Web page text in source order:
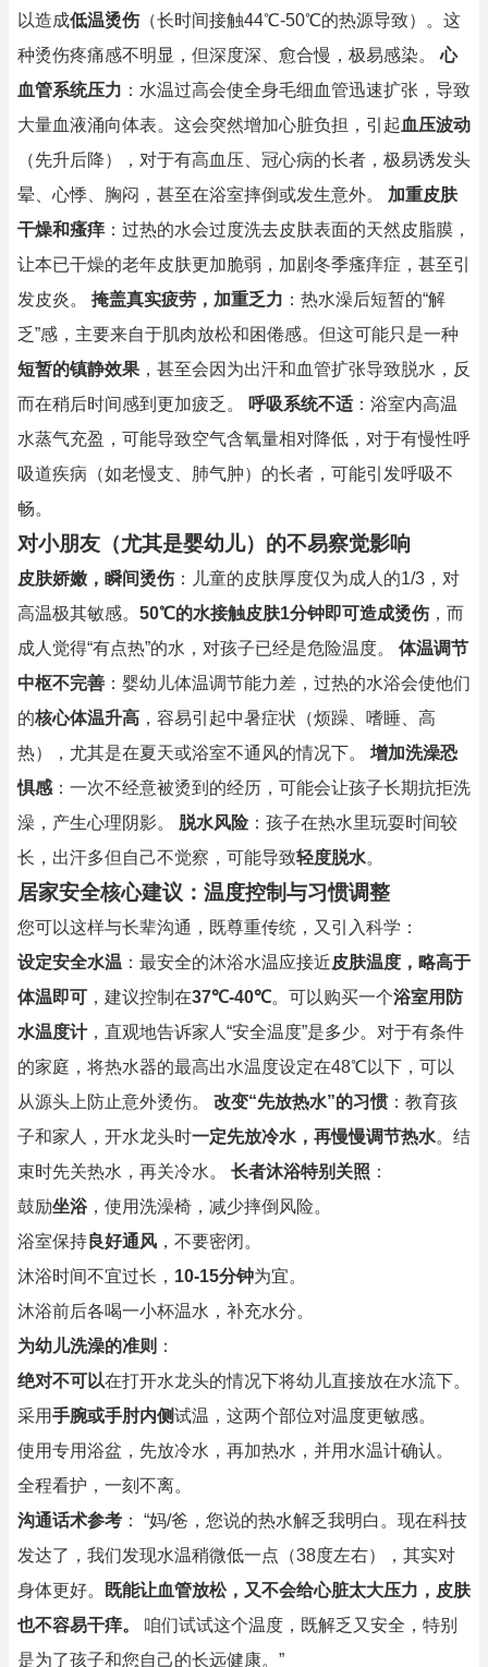
以造成低温烫伤 （长时间接触44℃-50℃的热源导致）。这
种烫伤疼痛感不明显，但深度深、愈合慢，极易感染。心
血管系统压力 ：水温过高会使全身毛细血管迅速扩张，导致
大量血液涌向体表。这会突然增加心脏负担，引起血压波动
（先升后降），对于有高血压、冠心病的长者，极易诱发头
晕、心悸、胸闷，甚至在浴室摔倒或发生意外。 加重皮肤
干燥和瘙痒：过热的水会过度洗去皮肤表面的天然皮脂膜，
让本已干燥的老年皮肤更加脆弱，加剧冬季瘙痒症，甚至引
发皮炎。 掩盖真实疲劳，加重乏力 ：热水澡后短暂的“解
乏”感，主要来自于肌肉放松和困倦感。但这可能只是一种
短暂的镇静效果 ，甚至会因为出汗和血管扩张导致脱水，反
而在稍后时间感到更加疲乏。
呼吸系统不适 ：浴室内高温
水蒸气充盈，可能导致空气含氧量相对降低，对于有慢性呼
吸道疾病（如老慢支、肺气肿）的长者，可能引发呼吸不
畅。
对小朋友（尤其是婴幼儿）的不易察觉影响
皮肤娇嫩，瞬间烫伤 ：儿童的皮肤厚度仅为成人的1/3，对
高温极其敏感。 50℃的水接触皮肤1分钟即可造成烫伤 ，而
成人觉得“有点热”的水，对孩子已经是危险温度。 体温调节
中枢不完善 ：婴幼儿体温调节能力差，过热的水浴会使他们
的核心体温升高 ，容易引起中暑症状（烦躁、嗜睡、高
热），尤其是在夏天或浴室不通风的情况下。 增加洗澡恐
惧感 ：一次不经意被烫到的经历，可能会让孩子长期抗拒洗
澡，产生心理阴影。 脱水风险：孩子在热水里玩耍时间较
长，出汗多但自己不觉察，可能导致轻度脱水。
居家安全核心建议：温度控制与习惯调整
您可以这样与长辈沟通，既尊重传统，又引入科学：
设定安全水温 ：最安全的沐浴水温应接近皮肤温度，略高于
体温即可 ，建议控制在37℃-40℃。可以购买一个浴室用防
水温度计，直观地告诉家人“安全温度”是多少。对于有条件
的家庭，将热水器的最高出水温度设定在48℃以下，可以
从源头上防止意外烫伤。 改变“先放热水”的习惯 ：教育孩
子和家人，开水龙头时一定先放冷水，再慢慢调节热水。结
束时先关热水，再关冷水。 长者沐浴特别关照 ：
鼓励坐浴 ，使用洗澡椅，减少摔倒风险。
浴室保持 良好通风 ，不要密闭。
沐浴时间不宜过长， 10-15分钟为宜。
沐浴前后各喝一小杯温水，补充水分。
为幼儿洗澡的准则 ：
绝对不可以在打开水龙头的情况下将幼儿直接放在水流下。
采用手腕或手肘内侧试温，这两个部位对温度更敏感。
使用专用浴盆，先放冷水，再加热水，并用水温计确认。
全程看护，一刻不离。
沟通话术参考 ： “妈/爸，您说的热水解乏我明白。现在科技
发达了，我们发现水温稍微低一点（38度左右），其实对
身体更好。
既能让血管放松，又不会给心脏太大压力，皮肤
也不容易干痒。
咱们试试这个温度，既解乏又安全，特别
是为了孩子和您自己的长远健康。”